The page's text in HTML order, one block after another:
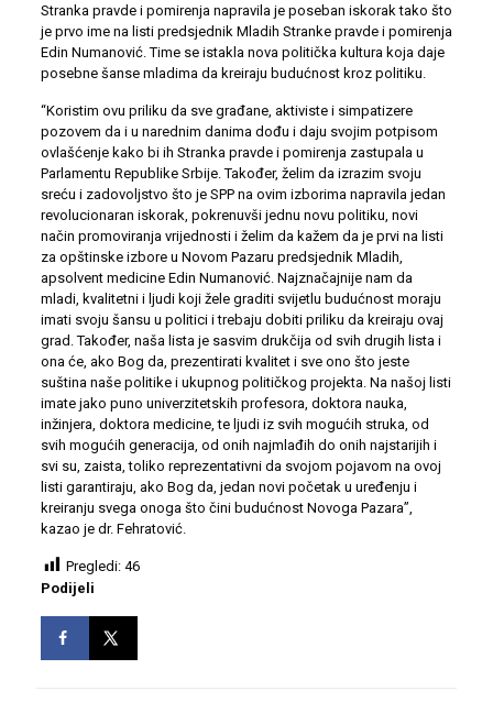
Stranka pravde i pomirenja napravila je poseban iskorak tako što
je prvo ime na listi predsjednik Mladih Stranke pravde i pomirenja
Edin Numanović. Time se istakla nova politička kultura koja daje
posebne šanse mladima da kreiraju budućnost kroz politiku.
“Koristim ovu priliku da sve građane, aktiviste i simpatizere
pozovem da i u narednim danima dođu i daju svojim potpisom
ovlašćenje kako bi ih Stranka pravde i pomirenja zastupala u
Parlamentu Republike Srbije. Također, želim da izrazim svoju
sreću i zadovoljstvo što je SPP na ovim izborima napravila jedan
revolucionaran iskorak, pokrenuvši jednu novu politiku, novi
način promoviranja vrijednosti i želim da kažem da je prvi na listi
za opštinske izbore u Novom Pazaru predsjednik Mladih,
apsolvent medicine Edin Numanović. Najznačajnije nam da
mladi, kvalitetni i ljudi koji žele graditi svijetlu budućnost moraju
imati svoju šansu u politici i trebaju dobiti priliku da kreiraju ovaj
grad. Također, naša lista je sasvim drukčija od svih drugih lista i
ona će, ako Bog da, prezentirati kvalitet i sve ono što jeste
suština naše politike i ukupnog političkog projekta. Na našoj listi
imate jako puno univerzitetskih profesora, doktora nauka,
inžinjera, doktora medicine, te ljudi iz svih mogućih struka, od
svih mogućih generacija, od onih najmlađih do onih najstarijih i
svi su, zaista, toliko reprezentativni da svojom pojavom na ovoj
listi garantiraju, ako Bog da, jedan novi početak u uređenju i
kreiranju svega onoga što čini budućnost Novoga Pazara”,
kazao je dr. Fehratović.
Pregledi: 46
Podijeli